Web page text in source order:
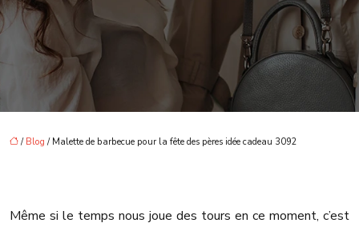
/ Blog / Malette de barbecue pour la fête des pères idée cadeau 3092
Même si le temps nous joue des tours en ce moment, c’est